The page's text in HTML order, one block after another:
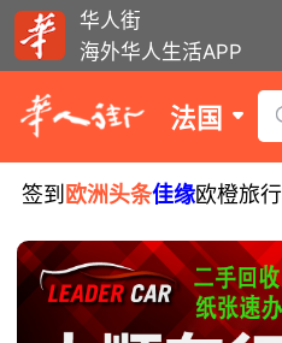
华人街
海外华人生活APP
法国
签到 欧洲头条佳缘欧橙旅行